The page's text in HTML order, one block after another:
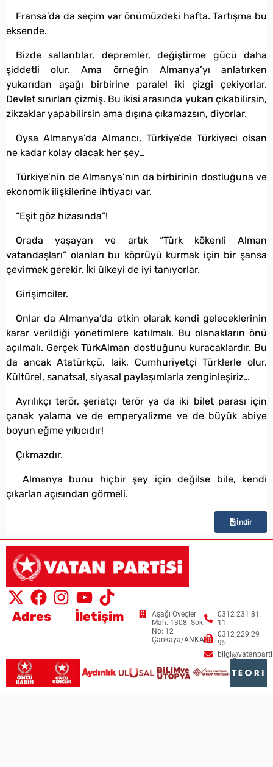
Fransa’da da seçim var önümüzdeki hafta. Tartışma bu
eksende.
Bizde sallantılar, depremler, değiştirme gücü daha
şiddetli olur. Ama örneğin Almanya’yı anlatırken
yukarıdan aşağı birbirine paralel iki çizgi çekiyorlar.
Devlet sınırları çizmiş. Bu ikisi arasında yukarı çıkabilirsin,
zikzaklar yapabilirsin ama dışına çıkamazsın, diyorlar.
Oysa Almanya’da Almancı, Türkiye’de Türkiyeci olsan
ne kadar kolay olacak her şey…
Türkiye’nin de Almanya’nın da birbirinin dostluğuna ve
ekonomik ilişkilerine ihtiyacı var.
“Eşit göz hizasında”!
Orada yaşayan ve artık “Türk kökenli Alman
vatandaşları” olanları bu köprüyü kurmak için bir şansa
çevirmek gerekir. İki ülkeyi de iyi tanıyorlar.
Girişimciler.
Onlar da Almanya’da etkin olarak kendi geleceklerinin
karar verildiği yönetimlere katılmalı. Bu olanakların önü
açılmalı. Gerçek TürkAlman dostluğunu kuracaklardır. Bu
da ancak Atatürkçü, laik, Cumhuriyetçi Türklerle olur.
Kültürel, sanatsal, siyasal paylaşımlarla zenginleşiriz…
Ayrılıkçı terör, şeriatçı terör ya da iki bilet parası için
çanak yalama ve de emperyalizme ve de büyük abiye
boyun eğme yıkıcıdır!
Çıkmazdır.
​ Almanya bunu hiçbir şey için değilse bile, kendi
çıkarları açısından görmeli.
İndir
Adres
Aşağı Öveçler
Mah. 1308. Sok.
No: 12
Çankaya/ANKARA
İletişim
0312 231 81
11
0312 229 29
95